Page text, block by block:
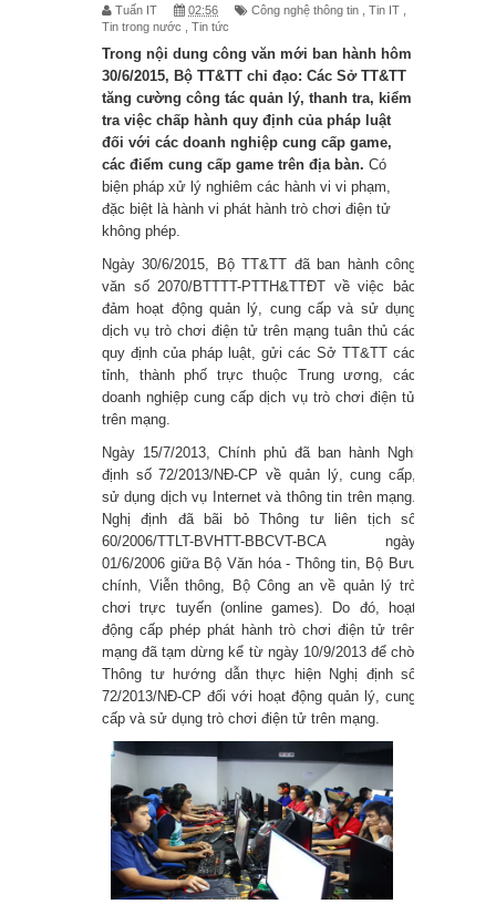
đầu)
Người đàn ông giàu nhất thế giới
Lịch sử tài sản của Elon Musk
Danh sách người giàu mới nhất của
Forbes - 10 người giàu nhất thế giới
Cách sử dụng EasyShare trong 5
bước đơn giản
để có tick xanh trên Twitter
Chuyển đổi số quốc gia, phát triển
chính phủ số, kinh tế số và xã hội số
5 cách giúp bạn thiết kế thiệp cưới
online nhanh chóng và đẹp mắt
Hướng dẫn sửa lỗi Zoom báo sai
Cách tải Windows 11, download ISO
Win 11 mới nhất
Danh sách phím tắt Windows 11 mới
Tuấn IT 02:56 Công nghệ thông tin Tin IT
Tin trong nước
Tin tức
Trong nội dung công văn mới ban hành hôm
30/6/2015, Bộ TT&TT chỉ đạo: Các Sở TT&TT
tăng cường công tác quản lý, thanh tra, kiểm
tra việc chấp hành quy định của pháp luật
đối với các doanh nghiệp cung cấp game,
các điểm cung cấp game trên địa bàn. Có
biện pháp xử lý nghiêm các hành vi vi phạm,
đặc biệt là hành vi phát hành trò chơi điện tử
không phép.
Ngày 30/6/2015, Bộ TT&TT đã ban hành công
văn số 2070/BTTTT-PTTH&TTĐT về việc bảo
đảm hoạt động quản lý, cung cấp và sử dụng
dịch vụ trò chơi điện tử trên mạng tuân thủ các
quy định của pháp luật, gửi các Sở TT&TT các
tỉnh, thành phố trực thuộc Trung ương, các
doanh nghiệp cung cấp dịch vụ trò chơi điện tử
trên mạng.
Ngày 15/7/2013, Chính phủ đã ban hành Nghị
định số 72/2013/NĐ-CP về quản lý, cung cấp,
sử dụng dịch vụ Internet và thông tin trên mạng.
Nghị định đã bãi bỏ Thông tư liên tịch số
60/2006/TTLT-BVHTT-BBCVT-BCA ngày
01/6/2006 giữa Bộ Văn hóa - Thông tin, Bộ Bưu
chính, Viễn thông, Bộ Công an về quản lý trò
chơi trực tuyến (online games). Do đó, hoạt
động cấp phép phát hành trò chơi điện tử trên
mạng đã tạm dừng kể từ ngày 10/9/2013 để chờ
Thông tư hướng dẫn thực hiện Nghị định số
72/2013/NĐ-CP đối với hoạt động quản lý, cung
cấp và sử dụng trò chơi điện tử trên mạng.